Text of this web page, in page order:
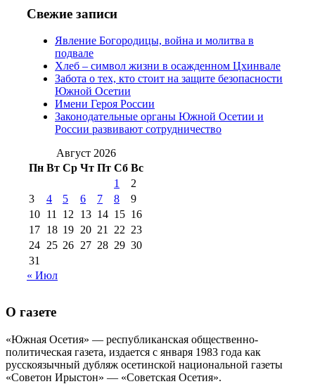
июля 2017 г
2012 г(15)№97 30 июля 2015 г
(15)№98 1 августа 2015 г
августа 2016 г(10)№98 5 июля 2014 г(10)
№98 8 августа 2013 г
августа 2012 г(14) №98+99 11 июля
2017 г(9)
№99 4 августа
2016 г(12) №99 8 июля 2014 г
августа 2012 г(11)
августа 2013 г
(12)
Свежие записи
Явление Богородицы, война и молитва в
подвале
Хлеб – символ жизни в осажденном Цхинвале
Забота о тех, кто стоит на защите безопасности
Южной Осетии
Имени Героя России
Законодательные органы Южной Осетии и
России развивают сотрудничество
Август 2026
Пн Вт Ср Чт Пт Сб Вс
1
2
3
4 5 6 7 8
9
10 11 12 13 14 15 16
17 18 19 20 21 22 23
24 25 26 27 28 29 30
31
« Июл
О газете
«Южная Осетия» — республиканская общественно-
политическая газета, издается с января 1983 года как
русскоязычный дубляж осетинской национальной газеты
«Советон Ирыстон» — «Советская Осетия».